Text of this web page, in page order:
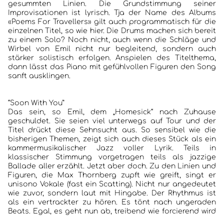
PORTRAITS DER CLUBS
ANKÜNDIGUNGEN KONZERTE/ FESTIVALS
KONTAKT
gesummten Linien. Die Grundstimmung seiner
Improvisationen ist lyrisch. Tja der Name des Albums
«Poems For Travellers» gilt auch programmatisch für die
einzelnen Titel, so wie hier. Die Drums machen sich bereit
zu einem Solo? Noch nicht, auch wenn die Schläge und
Wirbel von Emil nicht nur begleitend, sondern auch
stärker solistisch erfolgen. Anspielen des Titelthema,
dann lässt das Piano mit gefühlvollen Figuren den Song
sanft ausklingen.
“Soon With You”
Das sein, so Emil, dem „Homesick“ nach Zuhause
geschuldet. Sie seien viel unterwegs auf Tour und der
Titel drückt diese Sehnsucht aus. So sensibel wie die
bisherigen Themen, zeigt sich auch dieses Stück als ein
kammermusikalischer Jazz voller Lyrik. Teils in
klassischer Stimmung vorgetragen teils als jazzige
Ballade aller erzählt. Jetzt aber doch. Zu den Linien und
Figuren, die Max Thornberg zupft wie greift, singt er
unisono Vokale (fast ein Scatting). Nicht nur angedeutet
wie zuvor, sondern laut mit Hingabe. Der Rhythmus ist
als ein vertrackter zu hören. Es tönt nach ungeraden
Beats. Egal, es geht nun ab, treibend wie forcierend wird